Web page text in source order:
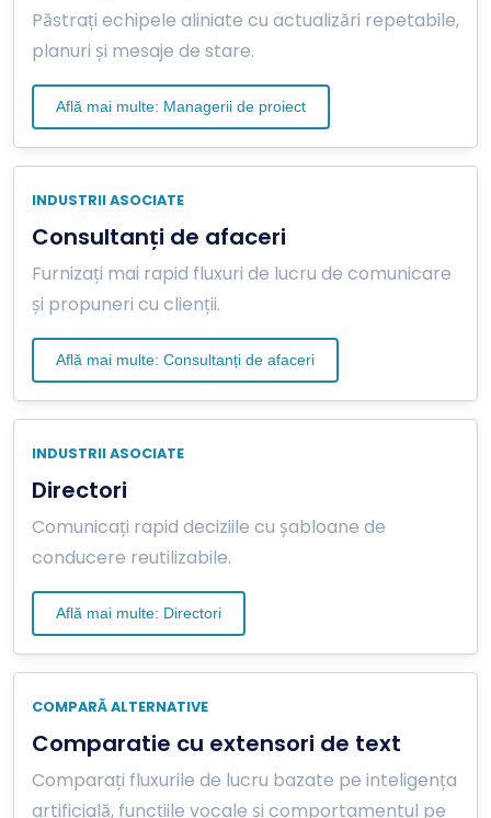
Păstrați echipele aliniate cu actualizări repetabile,
planuri și mesaje de stare.
Află mai multe: Managerii de proiect
INDUSTRII ASOCIATE
Consultanți de afaceri
Furnizați mai rapid fluxuri de lucru de comunicare
și propuneri cu clienții.
Află mai multe: Consultanți de afaceri
INDUSTRII ASOCIATE
Directori
Comunicați rapid deciziile cu șabloane de
conducere reutilizabile.
Află mai multe: Directori
COMPARĂ ALTERNATIVE
Comparatie cu extensori de text
Comparați fluxurile de lucru bazate pe inteligența
artificială, funcțiile vocale și comportamentul pe